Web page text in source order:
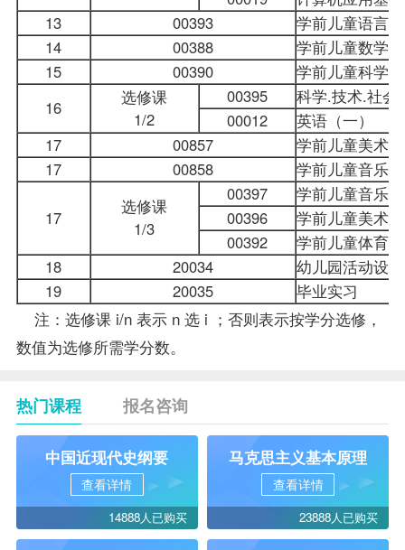
13
00393
学前儿童语言
14
00388
学前儿童数学
15
00390
学前儿童科学
16
选修课
1/2
00395
科学.技术.社会
00012
英语（一）
17
00857
学前儿童美术
17
00858 学前儿童音乐
17
选修课
1/3
00397
学前儿童音乐
00396
学前儿童美术
00392
学前儿童体育
18
20034
幼儿园活动设
19
20035 毕业实习
注：选修课 i/n 表示 n 选 i ；否则表示按学分选修，
数值为选修所需学分数。
热门课程 报名咨询
中国近现代史纲要
查看详情
14888人已购买
马克思主义基本原理
查看详情
23888人已购买